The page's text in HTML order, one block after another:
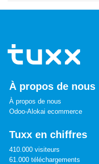
À propos de nous
À propos de nous
Odoo-Alokai ecommerce
Tuxx en chiffres
410.000 visiteurs
61.000 téléchargements